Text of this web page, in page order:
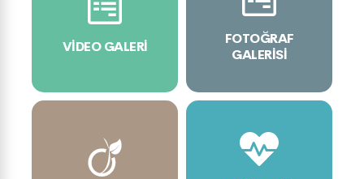
VIDEO GALERI
FOTOĞRAF
GALERISI